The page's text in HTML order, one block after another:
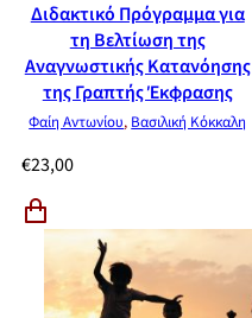
Διδακτικό Πρόγραμμα για
τη Βελτίωση της
Αναγνωστικής Κατανόησης
της Γραπτής Έκφρασης
Φαίη Αντωνίου, Βασιλική Κόκκαλη
€23,00